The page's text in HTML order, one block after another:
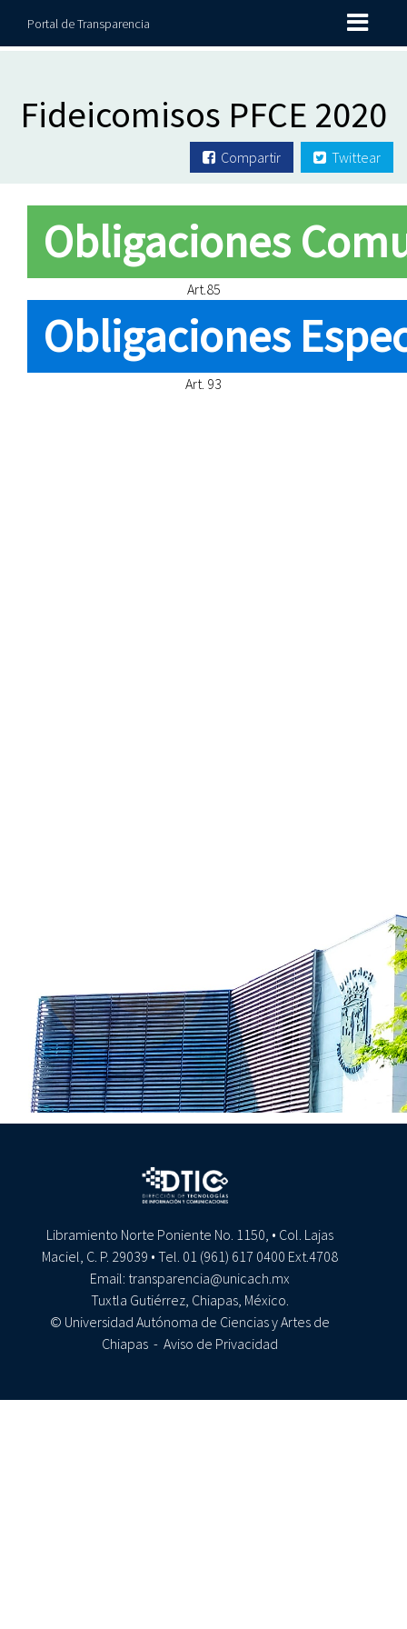
Portal de Transparencia
Fideicomisos PFCE 2020
Compartir Twittear
Obligaciones
Art.85
Obligaciones
Art. 93
Libramiento Norte Poniente No. 1150, • Col. Lajas
Maciel, C. P. 29039 • Tel. 01 (961) 617 0400 Ext.4708
Email: transparencia@unicach.mx
Tuxtla Gutiérrez, Chiapas, México.
© Universidad Autónoma de Ciencias y Artes de
Chiapas - Aviso de Privacidad